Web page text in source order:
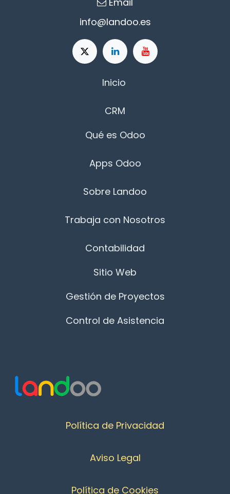
info@lan​d​oo.es
Inicio
CRM
Qué es Odoo
Apps Odoo
Sobre Landoo
Trabaja con Nosotros
Contabilidad
Sitio Web
Gestión de Proyectos
Control de Asistencia
Política de Privacidad
Aviso Legal
Política de Cookies